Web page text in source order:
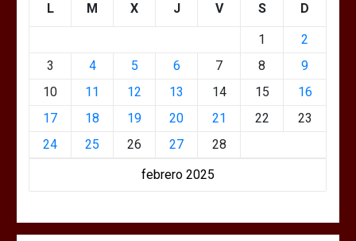
febrero 2025
L M X J V S D
1
2
3
4 5 6 7 8
9
10
11 12 13 14 15
16
17
18 19 20 21 22
23
24
25 26 27 28